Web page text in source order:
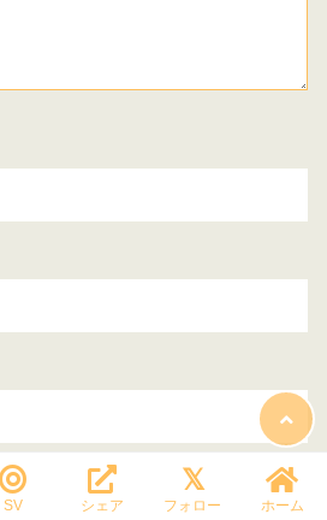
めブラウザーに自分の名前、メールアドレ
SV シェア フォロー ホーム